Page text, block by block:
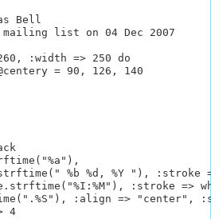
Bell
list on 04 Dec 2007
:width => 250 do
= 90, 126, 140
%b %d, %Y "), :stroke
:stroke =>
:align => "center",
4